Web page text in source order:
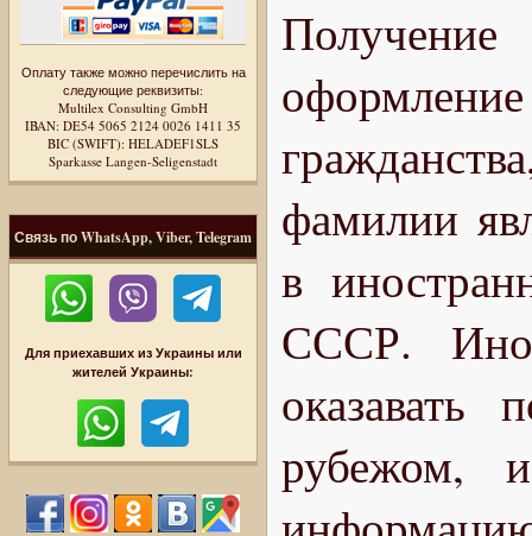
Оплату также можно перечислить на
следующие реквизиты:
Multilex Consulting GmbH
IBAN: DE54 5065 2124 0026 1411 35
BIC (SWIFT): HELADEF1SLS
Sparkasse Langen-Seligenstadt
Связь по WhatsApp, Viber, Telegram
Для приехавших из Украины или
жителей Украины:
фамилии
в
СССР.
рубежом,